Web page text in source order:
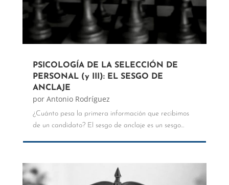
PSICOLOGÍA DE LA SELECCIÓN DE
PERSONAL (y III): EL SESGO DE
ANCLAJE
por Antonio Rodríguez
¿Cuánto pesa la primera información que recibimos
de un candidato? El sesgo de anclaje es un sesgo...